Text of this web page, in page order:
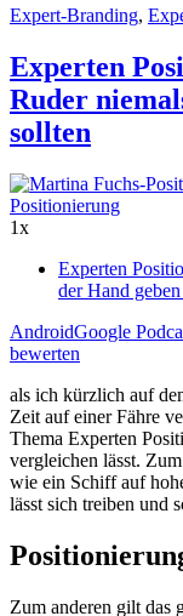
Expert-Branding,
Experten
Ruder
sollten
1x
Experten
der Hand
AndroidGoogle
bewerten
als ich kürzlich auf
Zeit auf einer Fähre
Thema Experten
vergleichen lässt.
wie ein Schiff auf
lässt sich treiben und
Zum anderen gilt das